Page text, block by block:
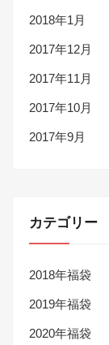
2018年1月
2017年12月
2017年11月
2017年10月
2017年9月
カテゴリー
2018年福袋
2019年福袋
2020年福袋